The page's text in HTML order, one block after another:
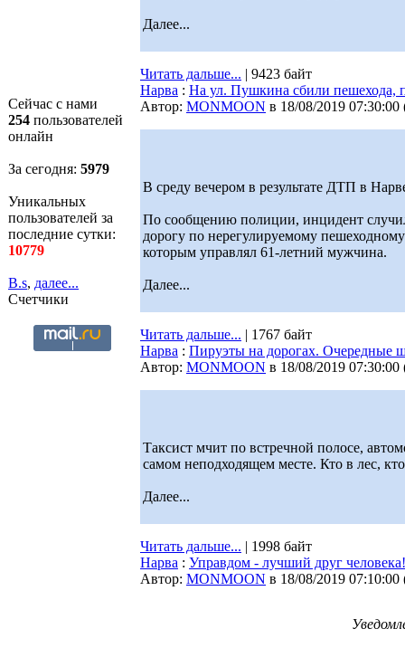
Сейчас с нами
254 пользователей
онлайн
За сегодня: 5979
Уникальных
пользователей за
последние сутки:
10779
B.s, далее...
Счетчики
Далее...
Читать дальше... | 9423 байт
Нарва : На ул. Пушкина сбили пешехода,
Автор: MONMOON в 18/08/2019 07:30:00
В среду вечером в результате ДТП в
По сообщению полиции, инцидент
дорогу по нерегулируемому
которым управлял 61-летний мужчина.
Далее...
Читать дальше... | 1767 байт
Нарва : Пируэты на дорогах. Очередные
Автор: MONMOON в 18/08/2019 07:30:00
Таксист мчит по встречной полосе,
самом неподходящем месте. Кто в лес,
Далее...
Читать дальше... | 1998 байт
Нарва : Управдом - лучший друг человека!
Автор: MONMOON в 18/08/2019 07:10:00